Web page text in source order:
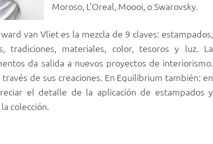
Moroso, L’Oreal, Moooi, o Swarovsky.
van Vliet es la mezcla de 9 claves: estampados,
tradiciones, materiales, color, tesoros y luz. La
da salida a nuevos proyectos de interiorismo.
de sus creaciones. En Equilibrium también: en
el detalle de la aplicación de estampados y
colección.